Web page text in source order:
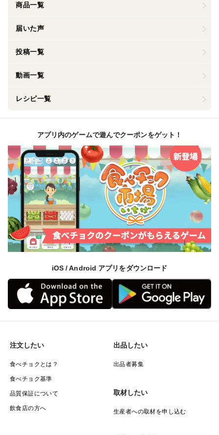
商品一覧
届いた声
投稿一覧
動画一覧
レシピ一覧
アプリ内のゲームで遊んでクーポンをゲット！
iOS / Android アプリをダウンロード
注文したい
食べチョクとは？
食べチョク基準
品質保証について
飲食店の方へ
出品したい
出品者募集
取材したい
生産者への取材を申し込む